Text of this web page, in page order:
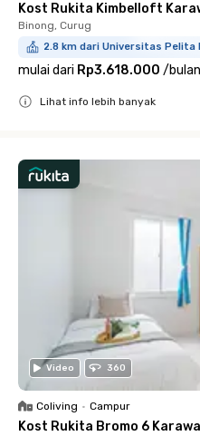
Kost Rukita Kimbelloft
Binong, Curug
2.8 km dari Universitas Pelita
mulai dari Rp3.618.000 /bulan
Lihat info lebih banyak
Video 360
Coliving • Campur
Kost Rukita Bromo 6